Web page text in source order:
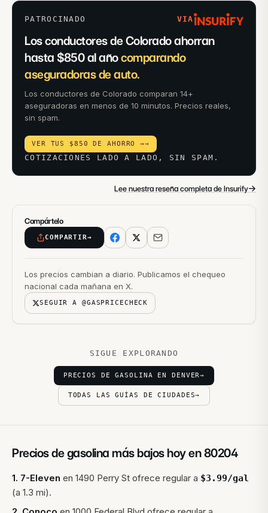
PATROCINADO VIA
Los conductores de Colorado ahorran
hasta $850 al añocomparando
aseguradoras de auto.
Los conductores de Colorado comparan 14+
aseguradoras en menos de 10 minutos. Precios reales,
sin spam.
VER TUS $850 DE AHORRO →→
COTIZACIONES LADO A LADO, SIN SPAM.
Lee nuestra reseña completa de Insurify→
Compártelo
COMPARTIR→
Los precios cambian a diario. Publicamos el chequeo
nacional cada mañana en X.
SEGUIR A @GASPRICECHECK
SIGUE EXPLORANDO
PRECIOS DE GASOLINA EN DENVER→
TODAS LAS GUÍAS DE CIUDADES→
Precios de gasolina más bajos hoy en80204
1. 7-Eleven en 1490 Perry St ofrece regular a $3.99/gal
(a 1.3 mi).